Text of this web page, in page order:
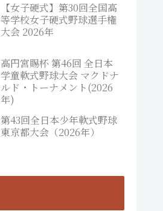
【女子硬式】第30回全国高
等学校女子硬式野球選手権
大会 2026年
高円宮賜杯 第46回 全日本
学童軟式野球大会 マクドナ
ルド・トーナメント(2026
年)
第43回全日本少年軟式野球
東京都大会（2026年）